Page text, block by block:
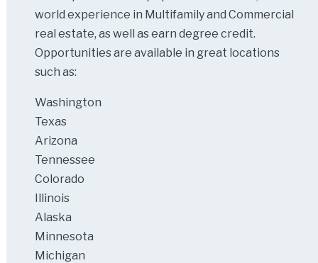
world experience in Multifamily and Commercial
real estate, as well as earn degree credit.
Opportunities are available in great locations
such as:
Washington
Texas
Arizona
Tennessee
Colorado
Illinois
Alaska
Minnesota
Michigan